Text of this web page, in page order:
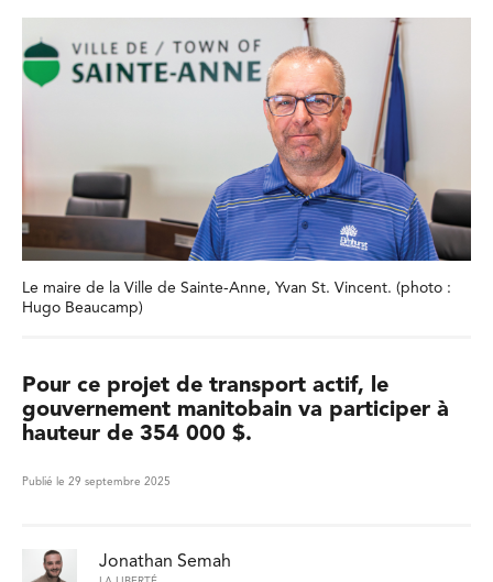
Le maire de la Ville de Sainte-Anne, Yvan St. Vincent. (photo :
Hugo Beaucamp)
Pour ce projet de transport actif, le
gouvernement manitobain va participer à
hauteur de 354 000 $.
Publié le 29 septembre 2025
Jonathan Semah